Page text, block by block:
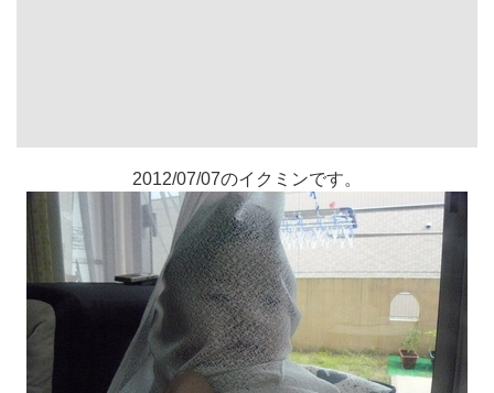
2012/07/07のイクミンです。